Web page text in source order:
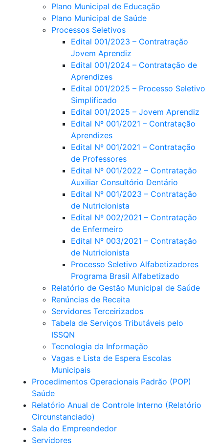
Plano Municipal de Educação
Plano Municipal de Saúde
Processos Seletivos
Edital 001/2023 – Contratração
Jovem Aprendiz
Edital 001/2024 – Contratação de
Aprendizes
Edital 001/2025 – Processo Seletivo
Simplificado
Edital 001/2025 – Jovem Aprendiz
Edital Nº 001/2021 – Contratação
Aprendizes
Edital Nº 001/2021 – Contratação
de Professores
Edital Nº 001/2022 – Contratação
Auxiliar Consultório Dentário
Edital Nº 001/2023 – Contratação
de Nutricionista
Edital Nº 002/2021 – Contratação
de Enfermeiro
Edital Nº 003/2021 – Contratação
de Nutricionista
Processo Seletivo Alfabetizadores
Programa Brasil Alfabetizado
Relatório de Gestão Municipal de Saúde
Renúncias de Receita
Servidores Terceirizados
Tabela de Serviços Tributáveis pelo
ISSQN
Tecnologia da Informação
Vagas e Lista de Espera Escolas
Municipais
Procedimentos Operacionais Padrão (POP)
Saúde
Relatório Anual de Controle Interno (Relatório
Circunstanciado)
Sala do Empreendedor
Servidores